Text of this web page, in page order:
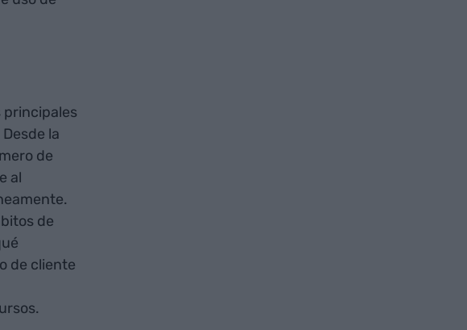
principales
la
de
al
de
de cliente